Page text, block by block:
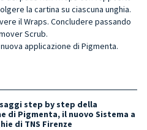
la cartina su ciascuna unghia.
il Wraps. Concludere passando
Scrub.
applicazione di Pigmenta.
step by step della
di Pigmenta, il nuovo Sistema a
di TNS Firenze